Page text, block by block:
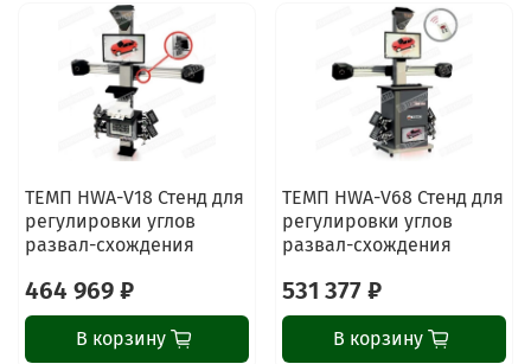
ТЕМП HWA-V18 Стенд для
регулировки углов
развал-схождения
464 969 ₽
В корзину
ТЕМП HWA-V68 Стенд для
регулировки углов
развал-схождения
531 377 ₽
В корзину
ChatApp
online
Наши мессенджеры
Свяжитесь с нами через любой удобный
мессенджер!
Написать менеджеру в MAX
Отдел продаж и сервис